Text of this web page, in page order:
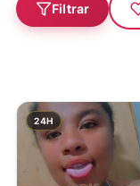
Filtrar
24H